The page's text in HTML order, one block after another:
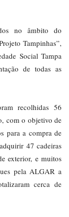
no âmbito do
Tampinhas”,
Social Tampa
de todas as
recolhidas 56
com o objetivo de
para a compra de
47 cadeiras
exterior, e muitos
pela ALGAR a
cerca de